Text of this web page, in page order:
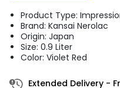
Product Type:
Brand: Kansai Nerolac
Origin: Japan
Size: 0.9 Liter
Color: Violet Red
Extended Delivery -